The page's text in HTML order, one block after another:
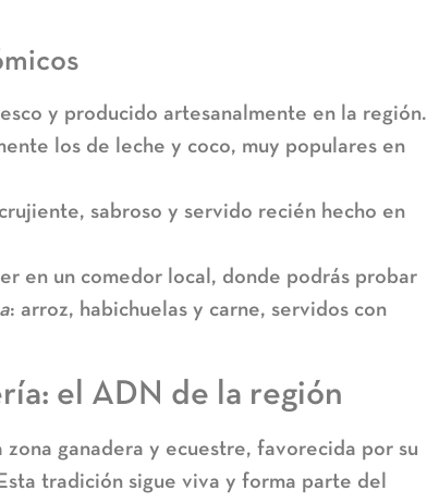
y producido artesanalmente en la región.
los de leche y coco, muy populares en
crujiente, sabroso y servido recién hecho en
en un comedor local , donde podrás probar
: arroz, habichuelas y carne, servidos con
el ADN de la región
ganadera y ecuestre, favorecida por su
tradición sigue viva y forma parte del